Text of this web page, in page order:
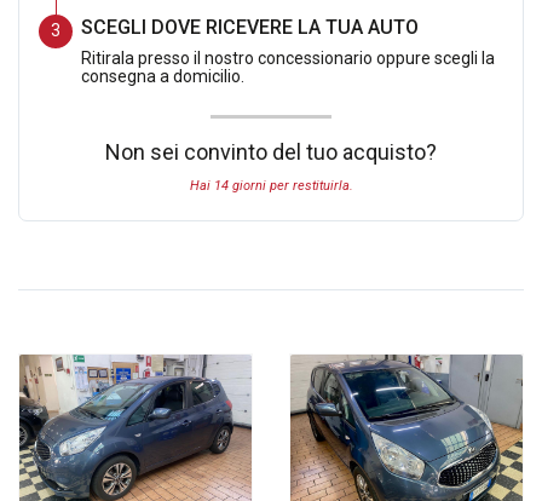
LA VETTURA VERRA' CONSEGNATA CON:
PRE/CONSEGNA CON 60 CONTROLLI
GARANZIA 12 MESI
VETTURA FINANZIABILE
SCEGLI DOVE RICEVERE LA TUA AUTO
Ritirala presso il nostro concessionario oppure scegli la
consegna a domicilio.
Non sei convinto del tuo acquisto?
Hai 14 giorni per restituirla.